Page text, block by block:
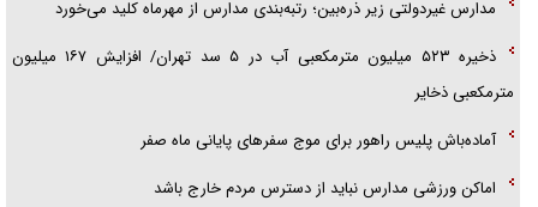
قصه ناتمام سرویس مدارس
آیا مقاومت فلسطین خلع‌سلاح می‌شود؟
مدارس غیردولتی زیر ذره‌بین؛ رتبه‌بندی مدارس از مهرماه کلید می‌خورد
ذخیره ۵۲۳ میلیون مترمکعبی آب در ۵ سد تهران/ افزایش ۱۶۷ میلیون
مترمکعبی ذخایر
آماده‌باش پلیس راهور برای موج سفرهای پایانی ماه صفر
اماکن ورزشی مدارس نباید از دسترس مردم خارج باشد